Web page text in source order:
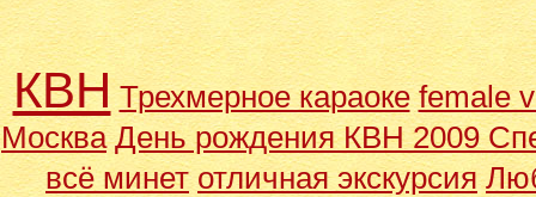
КВН Трехмерное караоке female
Москва День рождения КВН 2009
всё минет отличная экскурсия